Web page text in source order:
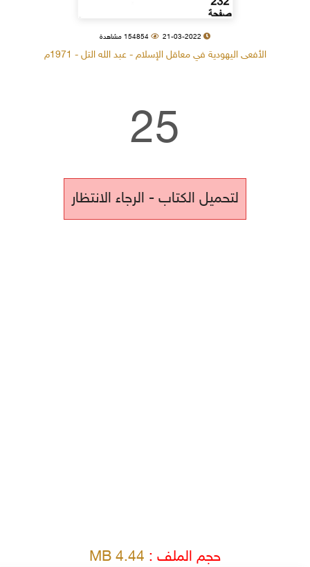
21-03-2022 154854 مشاهدة
الأفعى اليهودية في معاقل الإسلام - عبد الله التل - 1971م
25
لتحميل الكتاب - الرجاء الانتظار
حجم الملف : 4.44 MB